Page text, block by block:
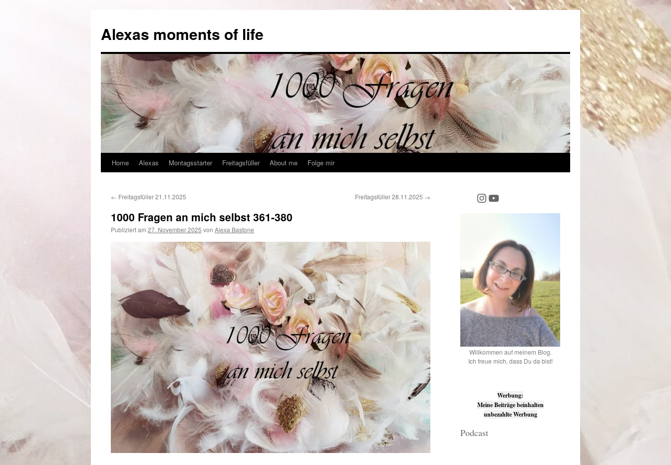
Alexas moments of life
Zum
springen
Home Alexas Montagsstarter Freitagsfüller About me Folge mir
← Freitagsfüller 21.11.2025 Freitagsfüller 28.11.2025 →
1000 Fragen an mich selbst 361-380
Publiziert am 27. November 2025 von Alexa Bastone
Instagram YouTube
Willkommen auf meinem Blog.
Ich freue mich, dass Du da bist!
Werbung:
Meine Beiträge beinhalten
unbezahlte Werbung
Podcast